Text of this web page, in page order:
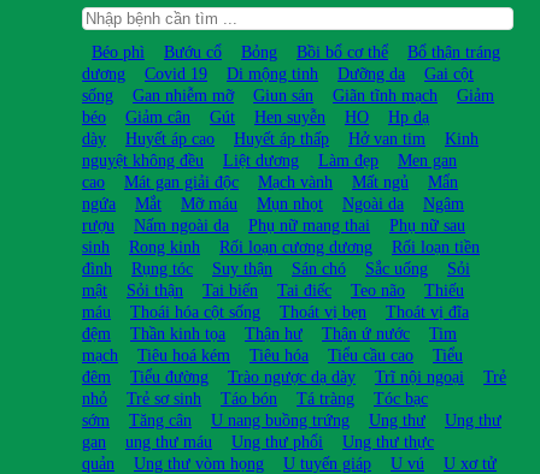
Béo phì Bướu cổ Bỏng Bồi bổ cơ thể
Bổ thận tráng
dương
Covid 19 Di mộng tinh Dưỡng da
Gai cột
sống
Gan nhiễm mỡ Giun sán Giãn tĩnh mạch
Giảm
béo
Giảm cân Gút Hen suyễn HO
Hp dạ
dày
Huyết áp cao Huyết áp thấp Hở van tim
Kinh
nguyệt không đều
Liệt dương Làm đẹp
Men gan
cao
Mát gan giải độc Mạch vành Mất ngủ
Mẩn
ngứa
Mắt Mỡ máu Mụn nhọt Ngoài da
Ngâm
rượu
Nấm ngoài da Phụ nữ mang thai
Phụ nữ sau
sinh
Rong kinh Rối loạn cương dương
Rối loạn tiền
đình
Rụng tóc Suy thận Sán chó Sắc uống
Sỏi
mật
Sỏi thận Tai biến Tai điếc Teo não
Thiếu
máu
Thoái hóa cột sống Thoát vị bẹn
Thoát vị đĩa
đệm
Thần kinh tọa Thận hư Thận ứ nước
Tim
mạch
Tiêu hoá kém Tiêu hóa Tiểu cầu cao
Tiểu
đêm
Tiểu đường Trào ngược dạ dày Trĩ nội ngoại
Trẻ
nhỏ
Trẻ sơ sinh Táo bón Tá tràng
Tóc bạc
sớm
Tăng cân U nang buồng trứng Ung thư
Ung thư
gan
ung thư máu Ung thư phổi
Ung thư thực
quản
Ung thư vòm họng U tuyến giáp U vú
U xơ tử